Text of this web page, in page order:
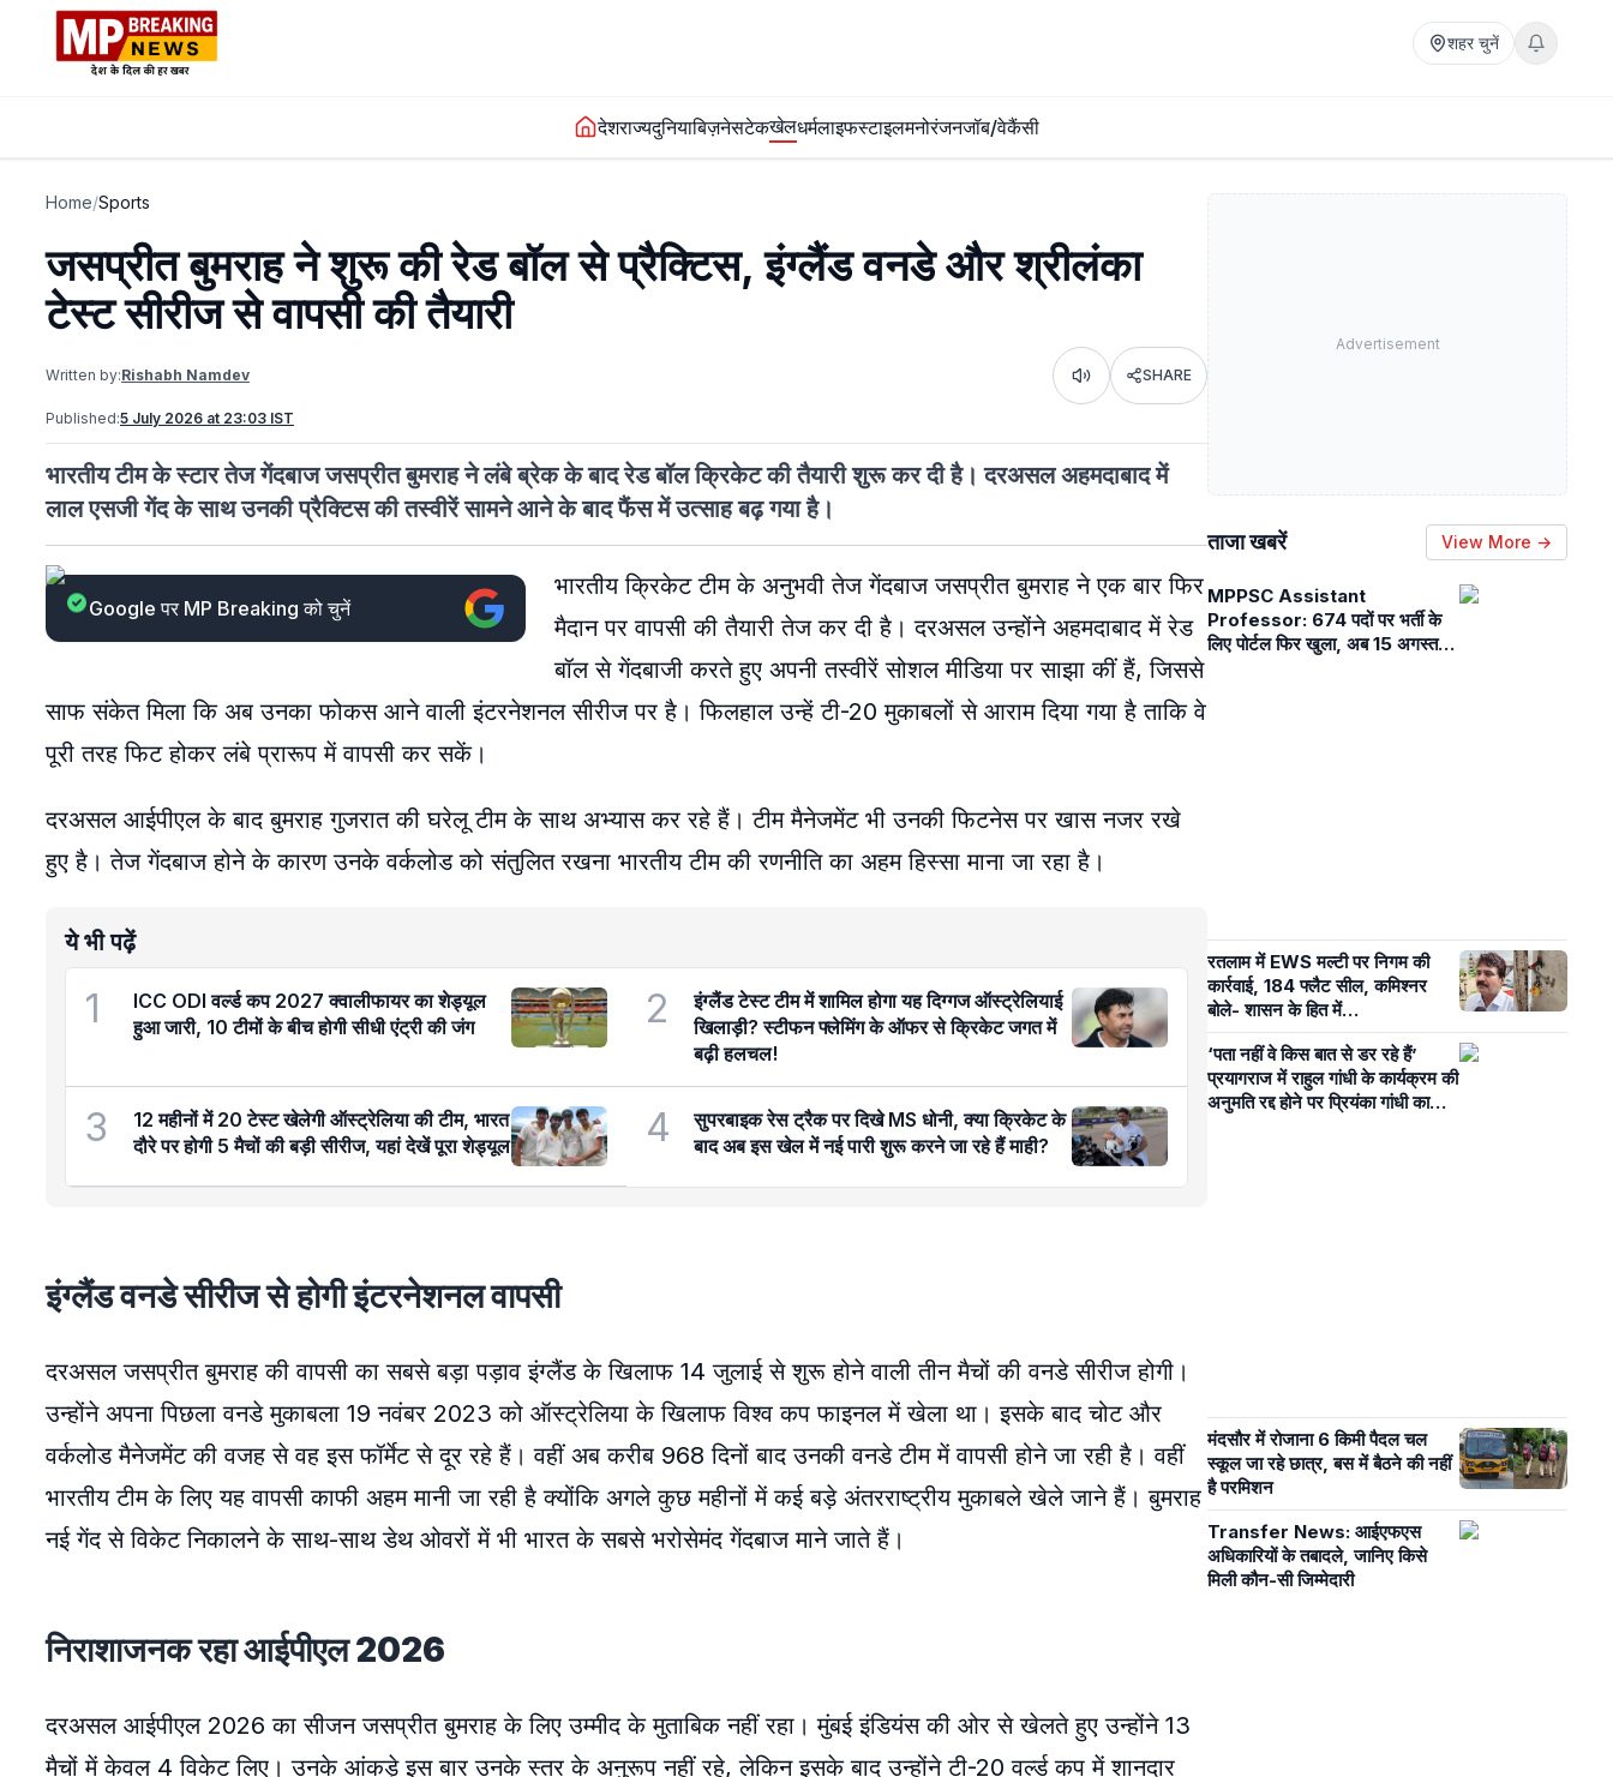
शहर चुनें
देशराज्यदुनियाबिज़नेसटेकखेलधर्मलाइफस्टाइलमनोरंजनजॉब/वेकैंसी
Home/Sports
जसप्रीत बुमराह ने शुरू की रेड बॉल से प्रैक्टिस, इंग्लैंड वनडे और श्रीलंका
टेस्ट सीरीज से वापसी की तैयारी
Written by:Rishabh Namdev Listen SHARE
Published:5 July 2026 at 23:03 IST
भारतीय टीम के स्टार तेज गेंदबाज जसप्रीत बुमराह ने लंबे ब्रेक के बाद रेड बॉल क्रिकेट की तैयारी शुरू कर दी है। दरअसल अहमदाबाद में
लाल एसजी गेंद के साथ उनकी प्रैक्टिस की तस्वीरें सामने आने के बाद फैंस में उत्साह बढ़ गया है।
Google पर MP Breaking को चुनें
भारतीय क्रिकेट टीम के अनुभवी तेज गेंदबाज जसप्रीत बुमराह ने एक बार फिर
मैदान पर वापसी की तैयारी तेज कर दी है। दरअसल उन्होंने अहमदाबाद में रेड
बॉल से गेंदबाजी करते हुए अपनी तस्वीरें सोशल मीडिया पर साझा कीं हैं, जिससे
साफ संकेत मिला कि अब उनका फोकस आने वाली इंटरनेशनल सीरीज पर है। फिलहाल उन्हें टी-20 मुकाबलों से आराम दिया गया है ताकि वे
पूरी तरह फिट होकर लंबे प्रारूप में वापसी कर सकें।
दरअसल आईपीएल के बाद बुमराह गुजरात की घरेलू टीम के साथ अभ्यास कर रहे हैं। टीम मैनेजमेंट भी उनकी फिटनेस पर खास नजर रखे
हुए है। तेज गेंदबाज होने के कारण उनके वर्कलोड को संतुलित रखना भारतीय टीम की रणनीति का अहम हिस्सा माना जा रहा है।
ये भी पढ़ें
1
ICC ODI वर्ल्ड कप 2027 क्वालीफायर का शेड्यूल
हुआ जारी, 10 टीमों के बीच होगी सीधी एंट्री की जंग
2
इंग्लैंड टेस्ट टीम में शामिल होगा यह दिग्गज ऑस्ट्रेलियाई
खिलाड़ी? स्टीफन फ्लेमिंग के ऑफर से क्रिकेट जगत में
बढ़ी हलचल!
3
12 महीनों में 20 टेस्ट खेलेगी ऑस्ट्रेलिया की टीम, भारत
दौरे पर होगी 5 मैचों की बड़ी सीरीज, यहां देखें पूरा शेड्यूल
4
सुपरबाइक रेस ट्रैक पर दिखे MS धोनी, क्या क्रिकेट के
बाद अब इस खेल में नई पारी शुरू करने जा रहे हैं माही?
इंग्लैंड वनडे सीरीज से होगी इंटरनेशनल वापसी
दरअसल जसप्रीत बुमराह की वापसी का सबसे बड़ा पड़ाव इंग्लैंड के खिलाफ 14 जुलाई से शुरू होने वाली तीन मैचों की वनडे सीरीज होगी।
उन्होंने अपना पिछला वनडे मुकाबला 19 नवंबर 2023 को ऑस्ट्रेलिया के खिलाफ विश्व कप फाइनल में खेला था। इसके बाद चोट और
वर्कलोड मैनेजमेंट की वजह से वह इस फॉर्मेट से दूर रहे हैं। वहीं अब करीब 968 दिनों बाद उनकी वनडे टीम में वापसी होने जा रही है। वहीं
भारतीय टीम के लिए यह वापसी काफी अहम मानी जा रही है क्योंकि अगले कुछ महीनों में कई बड़े अंतरराष्ट्रीय मुकाबले खेले जाने हैं। बुमराह
नई गेंद से विकेट निकालने के साथ-साथ डेथ ओवरों में भी भारत के सबसे भरोसेमंद गेंदबाज माने जाते हैं।
निराशाजनक रहा आईपीएल 2026
दरअसल आईपीएल 2026 का सीजन जसप्रीत बुमराह के लिए उम्मीद के मुताबिक नहीं रहा। मुंबई इंडियंस की ओर से खेलते हुए उन्होंने 13
मैचों में केवल 4 विकेट लिए। उनके आंकड़े इस बार उनके स्तर के अनुरूप नहीं रहे, लेकिन इसके बाद उन्होंने टी-20 वर्ल्ड कप में शानदार
Advertisement
ताजा खबरें View More →
MPPSC Assistant
Professor: 674 पदों पर भर्ती के
लिए पोर्टल फिर खुला, अब 15 अगस्त
रतलाम में EWS मल्टी पर निगम की
कार्रवाई, 184 फ्लैट सील, कमिश्नर
बोले- शासन के हित में…
‘पता नहीं वे किस बात से डर रहे हैं’
प्रयागराज में राहुल गांधी के कार्यक्रम की
अनुमति रद्द होने पर प्रियंका गांधी का
मंदसौर में रोजाना 6 किमी पैदल चल
स्कूल जा रहे छात्र, बस में बैठने की नहीं
है परमिशन
Transfer News: आईएफएस
अधिकारियों के तबादले, जानिए किसे
मिली कौन-सी जिम्मेदारी